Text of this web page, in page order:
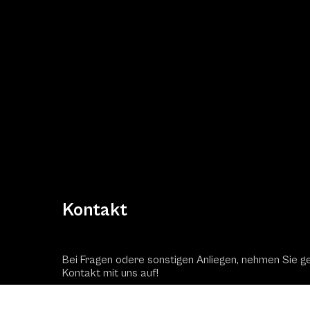
Kontakt
Bei Fragen odere sonstigen Anliegen, nehmen Sie
Kontakt mit uns auf!